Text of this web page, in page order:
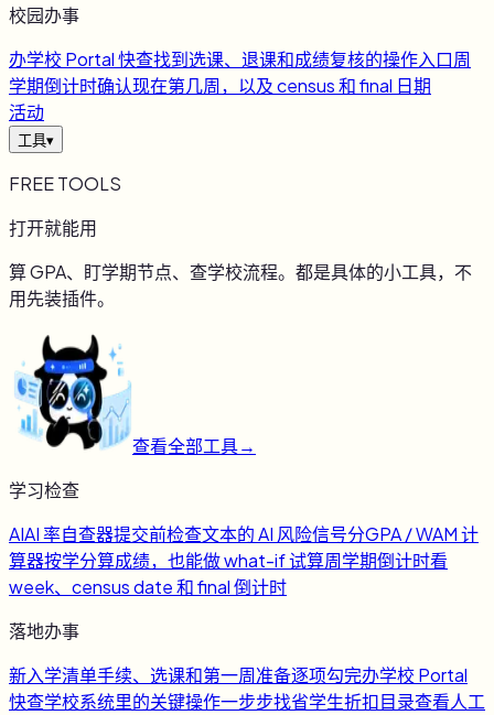
校园办事
办学校 Portal 快查找到选课、退课和成绩复核的操作入口周
学期倒计时确认现在第几周，以及 census 和 final 日期
活动
工具▾
FREE TOOLS
打开就能用
算 GPA、盯学期节点、查学校流程。都是具体的小工具，不
用先装插件。
查看全部工具→
学习检查
AIAI 率自查器提交前检查文本的 AI 风险信号分GPA / WAM 计
算器按学分算成绩，也能做 what-if 试算周学期倒计时看
week、census date 和 final 倒计时
落地办事
新入学清单手续、选课和第一周准备逐项勾完办学校 Portal
快查学校系统里的关键操作一步步找省学生折扣目录查看人工